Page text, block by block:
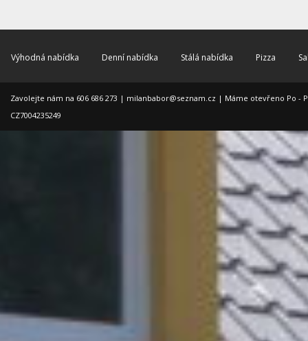
Výhodná nabídka Denní nabídka Stálá nabídka Pizza
Zavolejte nám na 606 686 273 | milanbabor@seznam.cz | Máme otevřeno Po -
CZ7004235249